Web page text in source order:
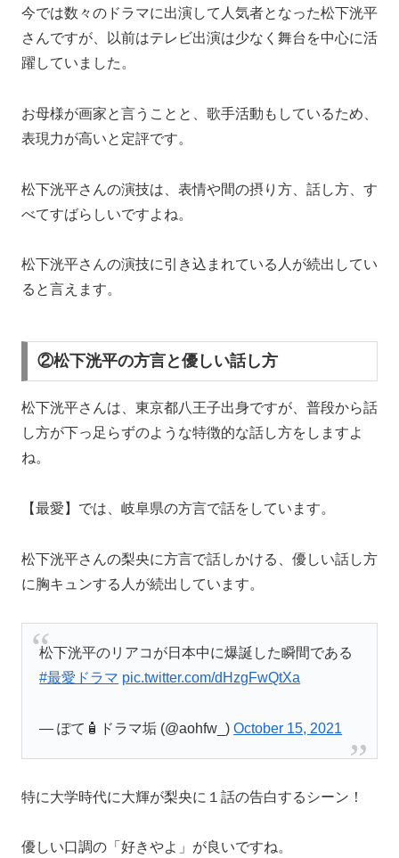
今では数々のドラマに出演して人気者となった松下洸平
さんですが、以前はテレビ出演は少なく舞台を中心に活
躍していました。
お母様が画家と言うことと、歌手活動もしているため、
表現力が高いと定評です。
松下洸平さんの演技は、表情や間の摂り方、話し方、す
べてすばらしいですよね。
松下洸平さんの演技に引き込まれている人が続出してい
ると言えます。
②松下洸平の方言と優しい話し方
松下洸平さんは、東京都八王子出身ですが、普段から話
し方が下っ足らずのような特徴的な話し方をしますよ
ね。
【最愛】では、岐阜県の方言で話をしています。
松下洸平さんの梨央に方言で話しかける、優しい話し方
に胸キュンする人が続出しています。
松下洸平のリアコが日本中に爆誕した瞬間である
#最愛ドラマ pic.twitter.com/dHzgFwQtXa
— ぽて🧴ドラマ垢 (@aohfw_)October 15, 2021
特に大学時代に大輝が梨央に１話の告白するシーン！
優しい口調の「好きやよ」が良いですね。